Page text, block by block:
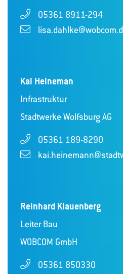
05361 8911-294
Kai Heineman
Infrastruktur
Stadtwerke Wolfsburg AG
05361 189-8290
Reinhard Klauenberg
Leiter Bau
WOBCOM GmbH
05361 850330